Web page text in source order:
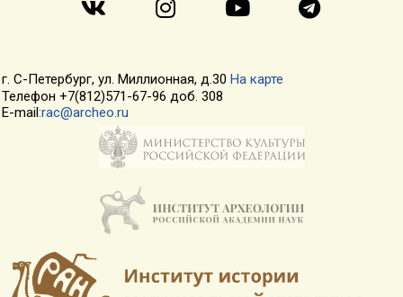
г. С-Петербург, ул. Миллионная, д.30 На карте
Телефон +7(812)571-67-96 доб. 308
E-mail:rac@archeo.ru